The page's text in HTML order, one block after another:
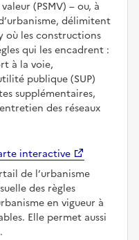
(PSMV) – ou, à
délimitent
où les constructions
qui les encadrent :
à la voie,
publique (SUP)
supplémentaires,
des réseaux
interactive
de l’urbanisme
des règles
en vigueur à
Elle permet aussi